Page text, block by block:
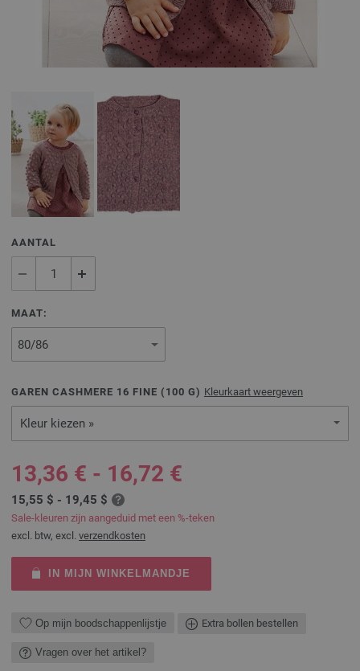
AANTAL
MAAT:
GAREN CASHMERE 16 FINE ( 100 G) Kleurkaart weergeven
Kleur kiezen »
13,36 € - 16,72 €
15,55 $ - 19,45 $
Sale-kleuren zijn aangeduid met een %-teken
excl. btw, excl. verzendkosten
IN MIJN WINKELMANDJE
Op mijn boodschappenlijstje Extra bollen bestellen
Vragen over het artikel?